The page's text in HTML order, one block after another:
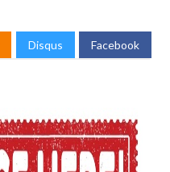
Disqus Facebook